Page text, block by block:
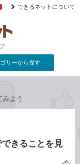
YouTube
できるネットについて
リーから探す
よう
きることを見